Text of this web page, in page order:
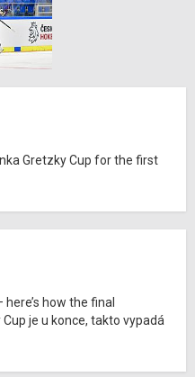
Gretzky Cup for the first
how the final
je u konce, takto vypadá